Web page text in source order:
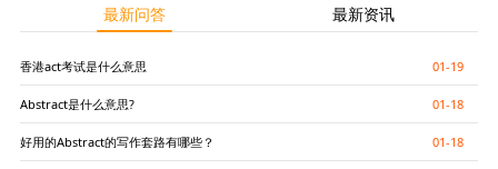
最新问答 最新资讯
香港act考试是什么意思 01-19
Abstract是什么意思? 01-18
好用的Abstract的写作套路有哪些？ 01-18